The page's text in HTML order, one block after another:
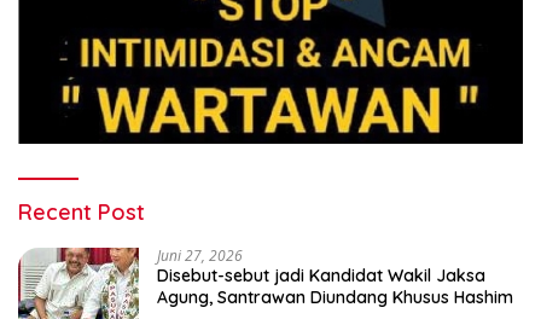
Recent Post
Juni 27, 2026
Disebut-sebut jadi Kandidat Wakil Jaksa
Agung, Santrawan Diundang Khusus Hashim